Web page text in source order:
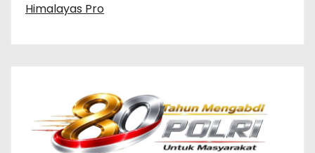
Himalayas Pro